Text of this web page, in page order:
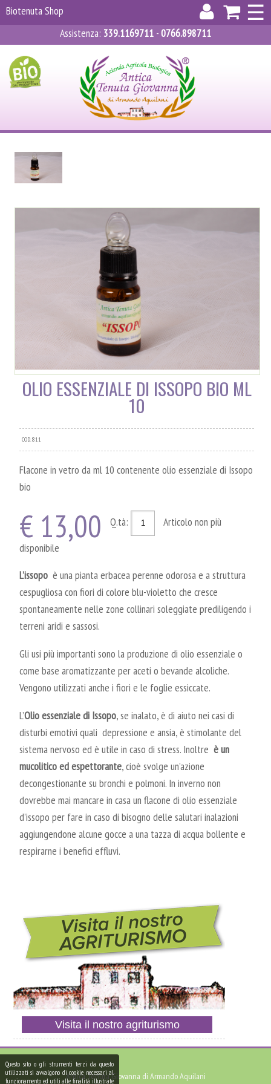
Questo sito o gli strumenti terzi da questo
utilizzati si avvalgono di cookie necessari al
funzionamento ed utili alle finalità illustrate
Assistenza: 339.1169711 -0766.898711
Biotenuta Shop ☰
×
OLIO ESSENZIALE DI ISSOPO BIO ML
10
COD. 811
Flacone in vetro da ml 10 contenente olio essenziale di Issopo
bio
€ 13,00 Q.tà:
Articolo non più
disponibile
L’issopo è una pianta erbacea perenne odorosa e a struttura
cespugliosa con fiori di colore blu-violetto che cresce
spontaneamente nelle zone collinari soleggiate prediligendo i
terreni aridi e sassosi.
Gli usi più importanti sono la produzione di olio essenziale o
come base aromatizzante per aceti o bevande alcoliche.
Vengono utilizzati anche i fiori e le foglie essiccate.
L’Olio essenziale di Issopo, se inalato, è di aiuto nei casi di
disturbi emotivi quali depressione e ansia, è stimolante del
sistema nervoso ed è utile in caso di stress. Inoltreè un
mucolitico ed espettorante, cioè svolge un’azione
decongestionante su bronchi e polmoni. In inverno non
dovrebbe mai mancare in casa un flacone di olio essenziale
d’issopo per fare in caso di bisogno delle salutari inalazioni
aggiungendone alcune gocce a una tazza di acqua bollente e
respirarne i benefici effluvi.
Visita il nostro agriturismo
Antica Tenuta Giovanna di Armando Aquilani